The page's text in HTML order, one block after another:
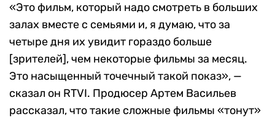
«Это фильм, который надо смотреть в больших
залах вместе с семьями и, я думаю, что за
четыре дня их увидит гораздо больше
[зрителей], чем некоторые фильмы за месяц.
Это насыщенный точечный такой показ», —
сказал он RTVI. Продюсер Артем Васильев
рассказал, что такие сложные фильмы «тонут»